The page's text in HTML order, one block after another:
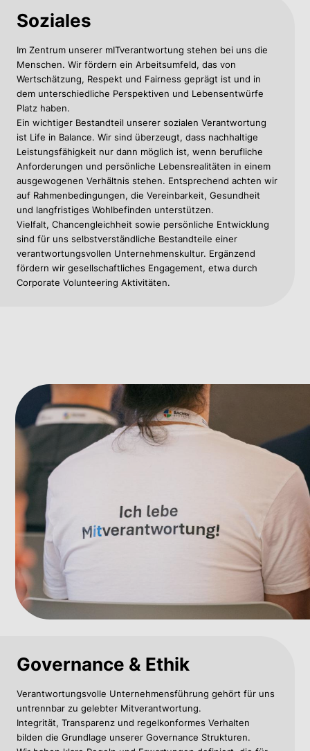
Soziales
Im Zentrum unserer mITverantwortung stehen bei uns die
Menschen. Wir fördern ein Arbeitsumfeld, das von
Wertschätzung, Respekt und Fairness geprägt ist und in
dem unterschiedliche Perspektiven und Lebensentwürfe
Platz haben.
Ein wichtiger Bestandteil unserer sozialen Verantwortung
ist Life in Balance. Wir sind überzeugt, dass nachhaltige
Leistungsfähigkeit nur dann möglich ist, wenn berufliche
Anforderungen und persönliche Lebensrealitäten in einem
ausgewogenen Verhältnis stehen. Entsprechend achten wir
auf Rahmenbedingungen, die Vereinbarkeit, Gesundheit
und langfristiges Wohlbefinden unterstützen.
Vielfalt, Chancengleichheit sowie persönliche Entwicklung
sind für uns selbstverständliche Bestandteile einer
verantwortungsvollen Unternehmenskultur. Ergänzend
fördern wir gesellschaftliches Engagement, etwa durch
Corporate Volunteering Aktivitäten.
Governance & Ethik
Verantwortungsvolle Unternehmensführung gehört für uns
untrennbar zu gelebter Mitverantwortung.
Integrität, Transparenz und regelkonformes Verhalten
bilden die Grundlage unserer Governance Strukturen.